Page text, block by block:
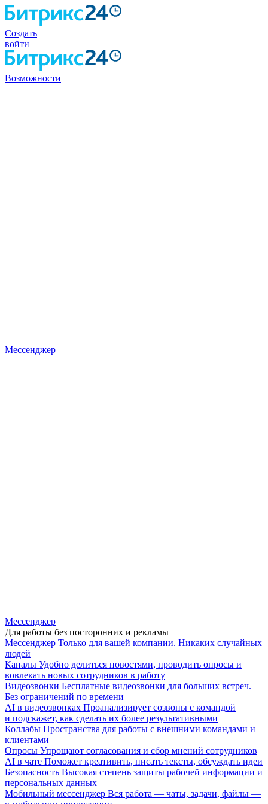
Создать
войти
Возможности
Мессенджер
Мессенджер
Для работы без посторонних и рекламы
Мессенджер Только для вашей компании. Никаких случайных
людей
Каналы Удобно делиться новостями, проводить опросы и
вовлекать новых сотрудников в работу
Видеозвонки Бесплатные видеозвонки для больших встреч.
Без ограничений по времени
AI в видеозвонках Проанализирует созвоны с командой
и подскажет, как сделать их более результативными
Коллабы Пространства для работы с внешними командами и
клиентами
Опросы Упрощают согласования и сбор мнений сотрудников
AI в чате Поможет креативить, писать тексты, обсуждать идеи
Безопасность Высокая степень защиты рабочей информации и
персональных данных
Мобильный мессенджер Вся работа — чаты, задачи, файлы —